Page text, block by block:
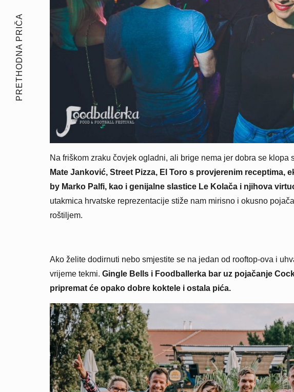
PRETHODNA PRIČA
Na friškom zraku čovjek ogladni, ali brige nema jer dobra se klopa
Mate Janković, Street Pizza, El Toro s provjerenim receptima,
by Marko Palfi, kao i genijalne slastice Le Kolača i njihova
utakmica hrvatske reprezentacije stiže nam mirisno i okusno
roštiljem.
Ako želite dodirnuti nebo smjestite se na jedan od rooftop-ova i
vrijeme tekmi. Gingle Bells i Foodballerka bar uz pojačanje
pripremat će opako dobre koktele i ostala pića.